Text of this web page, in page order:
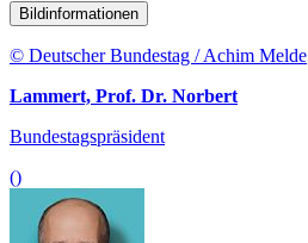
Bildinformationen
© Deutscher Bundestag / Achim Melde
Lammert, Prof. Dr. Norbert
Bundestagspräsident
()